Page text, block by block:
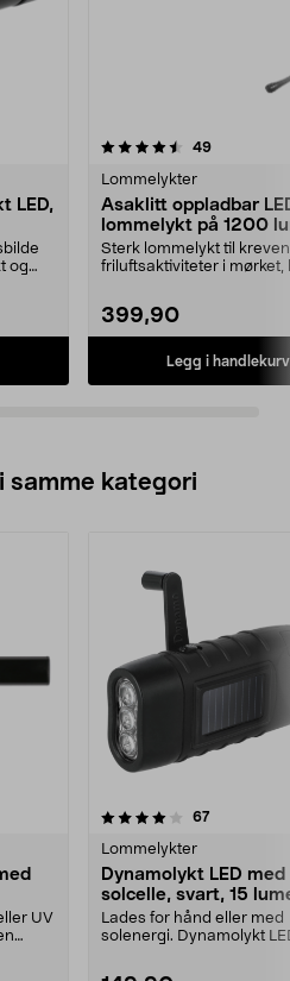
LED,
og
49
Lommelykter
Asaklitt oppladbar
lommelykt på 1200
IP44
Sterk lommelykt til
friluftsaktiviteter i mørket,
399,90
Legg i handlekurv
4.5av 5 stjerner
samme kategori
UV
67
Lommelykter
Dynamolykt LED med
solcelle, svart, 15
Lades for hånd eller med
solenergi. Dynamolykt
4.5 av 5 stjerner